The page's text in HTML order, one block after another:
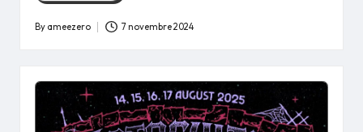
Posted
By ameezero 7 novembre 2024